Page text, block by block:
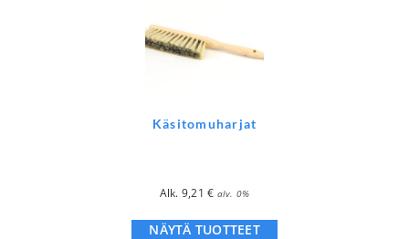
Käsitomuharjat
Alk. 9,21€ alv. 0%
NÄYTÄ TUOTTEET